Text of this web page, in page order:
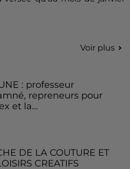
Voir plus
: professeur
repreneurs pour
et la...
DE LA COUTURE ET
CREATIFS